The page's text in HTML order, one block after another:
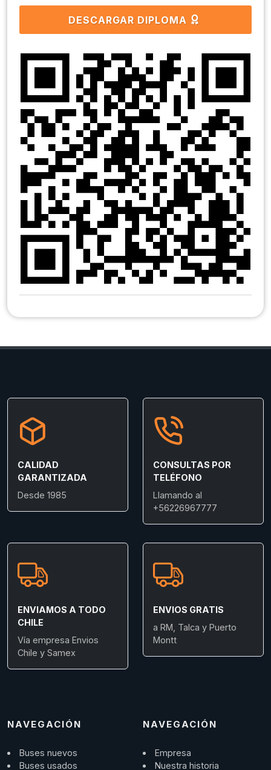
DESCARGAR DIPLOMA
CALIDAD
GARANTIZADA
Desde 1985
CONSULTAS POR
TELÉFONO
Llamando al
+56226967777
ENVIAMOS A TODO
CHILE
Vía empresa Envios
Chile y Samex
ENVIOS GRATIS
a RM, Talca y Puerto
Montt
NAVEGACIÓN
Buses nuevos
Buses usados
NAVEGACIÓN
Empresa
Nuestra historia